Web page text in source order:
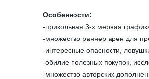
Особенности:
-прикольная 3-х мерная
-множество раннер арен для
-интересные опасности,
-обилие полезных покупок,
-множество авторских